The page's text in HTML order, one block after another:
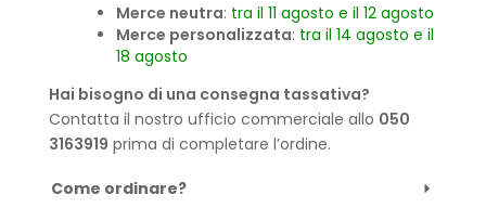
Merce neutra: tra il 11 agosto e il 12 agosto
Merce personalizzata: tra il 14 agosto e il
18 agosto
Hai bisogno di una consegna tassativa?
Contatta il nostro ufficio commerciale allo 050
3163919 prima di completare l’ordine.
Come ordinare?